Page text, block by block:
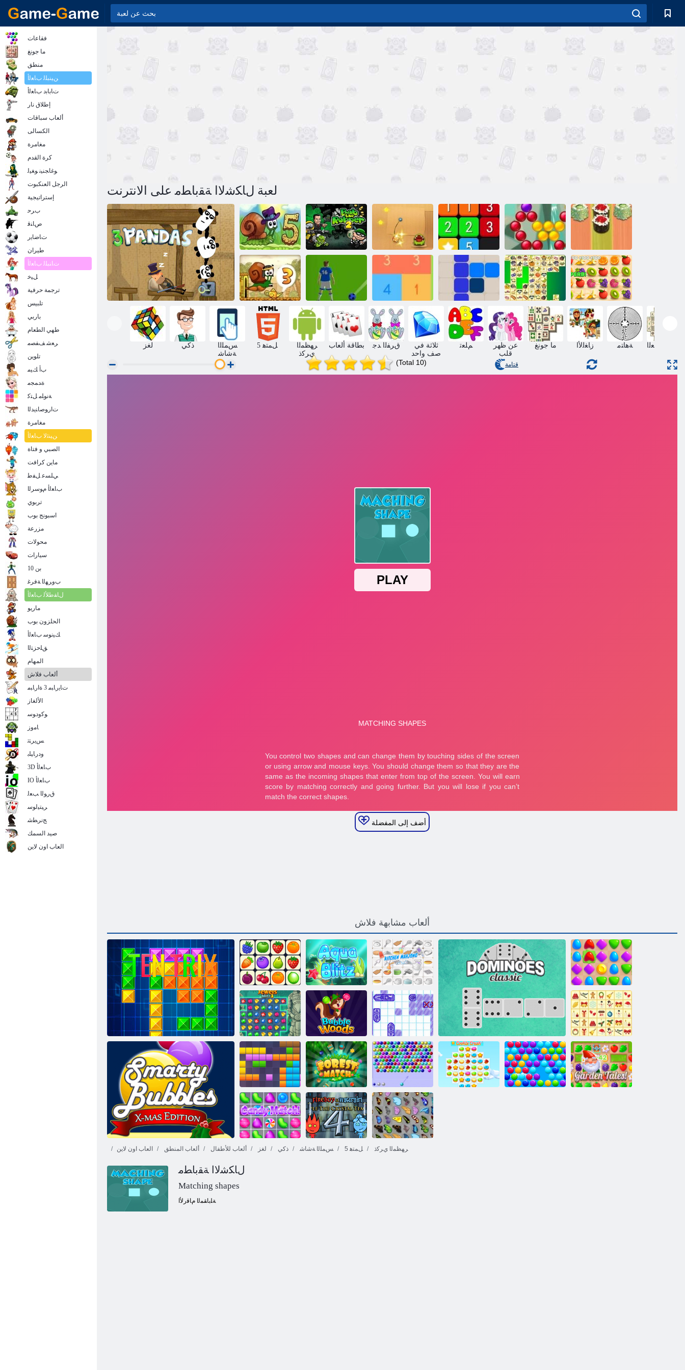
لعبة ﻝﺎﻜﺷﻻ ﺍ ﺔﻘﺑﺎﻄﻣ على الانترنت
الحلزون بوب 5
قصة حب
بوب السارق 2 ﻞﺒﺤﻟﺍ ﻊﻄﻗﺍ ﺪﺣﻮﺗ
ﺎﻏﺎﺳ ﺭﺎﻨﻟﺍ
ﻖﻠﻄﻣ ﺔﻋﺎﻘﻓ
ﺔﻟﻭﺎﻄﻟﺍ
ﻲﺷﻮﺴﻟﺍ
3 ﺏﻮﺑ ﻥﻭﺰﻠﺤﻟﺍ
ﺕﺎﻋﺎﻘﻓ ﻡﺪﻘﻟﺍ
10 ﻰﻠﻋ ﻝﻮﺼﺤﻟﺍ 1212! كريس جونغ ﺮﻴﺼﻌﻟﺍ ﺵﺍﺩ
لغز ذكي
ﺲﻤﻠﻟﺍ
ﺔﺷﺎﺷ
5 ﻞﻤﺘﻫ
ﺮﻬﻈﻤﻟﺍ
ﻱﺮﻛﺫ
بطاقة ألعاب ﻕﺮﻔﻟﺍ ﺪﺟ
ثلاثة في
صف واحد
ﻢﻠﻌﺗ
عن ظهر
قلب
ما جونغ ﺯﺎﻐﻟﻷ ﺍ ﺔﻫﺎﺘﻣ ﻪﻟﻭﺎﻃ ﺏﺎﻌﻟﺍ
(Total 10) قتامة
أضف إلى المفضلة
ألعاب مشابهة فلاش
Tentrix
ﺔﻴﻜﻴﺳﻼ ﻜﻟﺍ
ﻝﺎﺼﺗﻻ ﺍ ﻪﻴﻧﻭﺃ
Aqua Blitz ﺦﺒﻄﻤﻟﺍ ﻎﻧﻮﺟ ﺎﻣ ﺎﻨﻳﺭﺍ ﺶﺗﺎﻣ
3 ﺰﺘﻴﻠﺑ ﺮﻫﺍﻮﺟ ﺯﺩﻭﻭ ﻞﺑﺎﺑ ﺔﺟﺭﺎﺑ ﺮﺤﺒﻟﺍ
ﻎﻧﻮﺟ ﺱﺎﻣ
ﺲﻳﺮﻛ
11x11 ﻞﺘﻛ ﺕﺎﺑﺎﻐﻟﺍ ﺓﺍﺭﺎﺒﻣ
Html5 ﺭفقاعة
مطلق النار
العاب اون لاين ألعاب المنطق ألعاب للأطفال لغز ذكي ﺲﻤﻠﻟﺍ ﺔﺷﺎﺷ 5 ﻞﻤﺘﻫ ﺮﻬﻈﻤﻟﺍ ﻱﺮﻛﺫ
ﻝﺎﻜﺷﻻ ﺍ ﺔﻘﺑﺎﻄﻣ
Matching shapes
ﺔﻠﺑﺎﻘﻤﻟﺍ ﻡﺎﻗﺭﻷ ﺍ
فقاعات
ما جونغ
منطق
ﻦﻴﻨﺒﻠﻟ ﺏﺎﻌﻟﺃ
ﺕﺎﺑﺎﺑﺩ ﺏﺎﻌﻟﺃ
إطلاق نار
ألعاب سباقات
الكسالى
مغامرة
كرة القدم
ﻮﻏﺎﺠﻨﻴﻧ ﻮﻐﻴﻟ
الرجل العنكبوت
إستراتيجية
ﺏﺮﺣ
ﺹﺎﻨﻗ
ﺕﺎﺿﺎﻳﺭ
طيران
ﺕﺎﻨﺒﻠﻟ ﺏﺎﻌﻟﺃ
ﻞﻴﺧ
ترجمة حرفية
تلبيس
باربي
طهي الطعام
ﺮﻌﺷ ﻒﻔﺼﻣ
تلوين
ﺏﺃ ﻚﻴﻣ
ﺓﺪﻤﺠﻣ
ﺔﻧﻮﻠﻣ ﻞﺘﻛ
ﺕﺍﺭﻮﺻﺎﻨﻳﺪﻟﺍ
مغامرة
ﻦﻴﻨﺛﻻ ﺏﺎﻌﻟﺃ
الصبي و فتاة
ماين كرافت
ﻲﻠﺴﻋ ﻞﻔﻃ
ﺏﺎﻌﻟﺃ ﻡﻮﺳﺮﻟﺍ
تربوي
اسبونج بوب
مزرعة
محولات
سيارات
بن 10
ﺏﻭﺮﻬﻟﺍ ﺔﻓﺮﻏ
ﻝﺎﻔﻃﻸ ﻟ ﺏﺎﻌﻟﺃ
ماريو
الحلزون بوب
ﻚﻴﻧﻮﺳ ﺏﺎﻌﻟﺃ
ﻖﻠﺣﺰﺘﻟﺍ
المهام
ألعاب فلاش
ﺕﺎﻳﺭﺎﺒﻣ 3 ﺓﺍﺭﺎﺒﻣ
الألغاز
ﻮﻛﻭﺩﻮﺳ
ﺎﻣﻭﺯ
ﺲﻳﺮﺘﺗ
ﻭﺩﺭﺎﻴﻠﺑ
3D ﺏﺎﻌﻟﺃ
IO ﺏﺎﻌﻟﺃ
ﻕﺭﻮﻟﺍ ﺐﻌﻟ
ﺮﻴﺘﻴﻟﻮﺳ
ﺞﻧﺮﻄﺷ
صيد السمك
العاب اون لاين